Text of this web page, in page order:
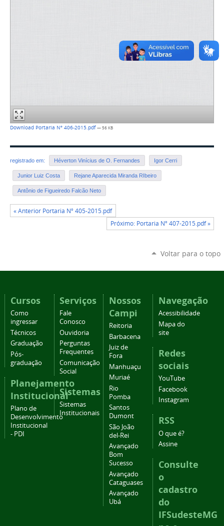
Download Portaria Nº 406-2015.pdf— 56 KB
registrado em: Héverton Vinícius de O. Fernandes Igor Cerri
Junior Luiz Costa Rejane Aparecida Miranda RIbeiro
Antônio de Figueiredo Falcão Neto
« Anterior Portaria Nº 405-2015.pdf
Próximo: Portaria Nº 407-2015.pdf »
Voltar para o topo
Cursos
Como
ingressar
Técnicos
Graduação
Pós-
graduação
Planejamento
Institucional
Plano de
Desenvolvimento
Institucional
- PDI
Serviços
Fale
Conosco
Ouvidoria
Perguntas
Frequentes
Comunicação
Social
Sistemas
Sistemas
Institucionais
Nossos
Campi
Reitoria
Barbacena
Juiz de
Fora
Manhuaçu
Muriaé
Rio
Pomba
Santos
Dumont
São João
del-Rei
Avançado
Bom
Sucesso
Avançado
Cataguases
Avançado
Ubá
Navegação
Acessibilidade
Mapa do
site
Redes
sociais
YouTube
Facebook
Instagram
RSS
O que é?
Assine
Consulte
o
cadastro
do
IFSudesteMG